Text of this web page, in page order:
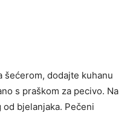
šećerom, dodajte kuhanu
s praškom za pecivo. Na
bjelanjaka. Pečeni